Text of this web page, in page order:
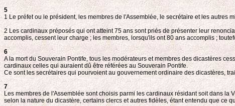
5
1 Le préfet ou le président, les membres de l'Assemblée, le secrétaire et les autres
2 Les cardinaux préposés qui ont atteint 75 ans sont priés de présenter leur
accomplis, cessent leur charge ; les membres, lorsqu'ils ont 80 ans accomplis ;
6
A la mort du Souverain Pontife, tous les modérateurs et membres des dicastères
cardinaux celles qui auraient dû être référées au Souverain Pontife.
Ce sont les secrétaires qui pourvoient au gouvernement ordinaire des dicastères,
7
Les membres de l'Assemblée sont choisis parmi les cardinaux résidant soit dans
selon la nature du dicastère, certains clercs et autres fidèles, étant entendu que ce